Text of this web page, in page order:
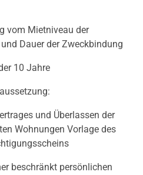
vom Mietniveau der
Dauer der Zweckbindung
10 Jahre
und Überlassen der
Wohnungen Vorlage des
beschränkt persönlichen